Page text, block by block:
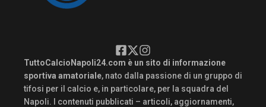
TuttoCalcioNapoli24.com è un sito di informazione
sportiva amatoriale, nato dalla passione di un gruppo di
tifosi per il calcio e, in particolare, per la squadra del
Napoli. I contenuti pubblicati – articoli, aggiornamenti,